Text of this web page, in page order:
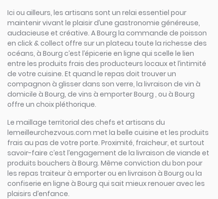
Ici ou ailleurs, les artisans sont un relai essentiel pour
maintenir vivant le plaisir d’une gastronomie généreuse,
audacieuse et créative. A Bourg la commande de poisson
en click & collect offre sur un plateau toute la richesse des
océans, à Bourg c’est l’épicerie en ligne qui scelle le lien
entre les produits frais des producteurs locaux et l’intimité
de votre cuisine. Et quand le repas doit trouver un
compagnon à glisser dans son verre, la livraison de vin à
domicile à Bourg, de vins à emporter Bourg , ou à Bourg
offre un choix pléthorique.
Le maillage territorial des chefs et artisans du
lemeilleurchezvous.com met la belle cuisine et les produits
frais au pas de votre porte. Proximité, fraicheur, et surtout
savoir-faire c’est l’engagement de la livraison de viande et
produits bouchers à Bourg. Même conviction du bon pour
les repas traiteur à emporter ou en livraison à Bourg ou la
confiserie en ligne à Bourg qui sait mieux renouer avec les
plaisirs d’enfance.